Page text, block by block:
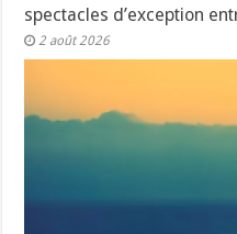
spectacles d’exception
2 août 2026